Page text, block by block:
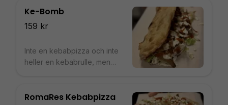
Ke-Bomb
159 kr
Inte en kebabpizza och inte
heller en kebabrulle, men
persilja & strimlad sallad.
RomaRes Kebabpizza